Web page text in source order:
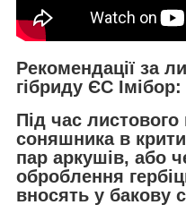
Рекомендації за
гібриду ЄС Імібор:
Під час
соняшника в
пар аркушів, або
оброблення
вносять у бакову